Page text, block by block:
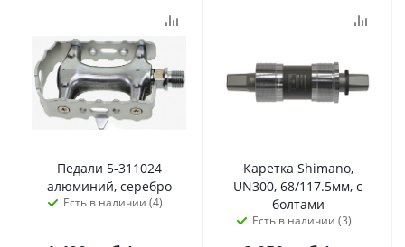
Педали 5-311024
алюминий, серебро
Есть в наличии (4)
Каретка Shimano,
UN300, 68/117.5мм, с
болтами
Есть в наличии (3)